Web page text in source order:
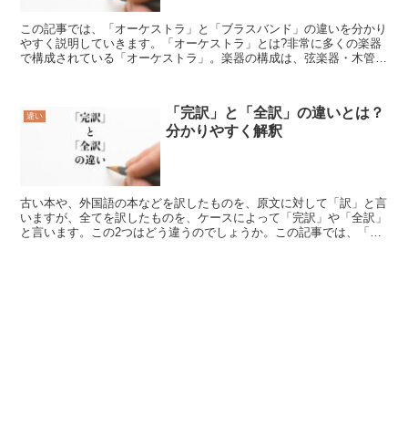
この記事では、「オーケストラ」と「ブラスバンド」の違いを分かり
やすく説明していきます。「オーケストラ」とは?非常に多くの楽器
で構成されている「オーケストラ」。楽器の構成は、弦楽器・木管楽
違い
「完訳」と「全訳」の違いとは？
分かりやすく解釈
古い本や、外国語の本などを訳したものを、原文に対して「訳」と言
いますが、全てを訳したものを、ケースによって「完訳」や「全訳」
と言います。この2つはどう違うのでしょうか。この記事では、「完